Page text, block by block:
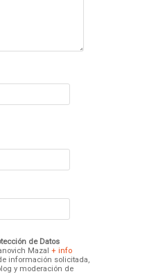
de Datos
Mazal + info
información solicitada,
y moderación de